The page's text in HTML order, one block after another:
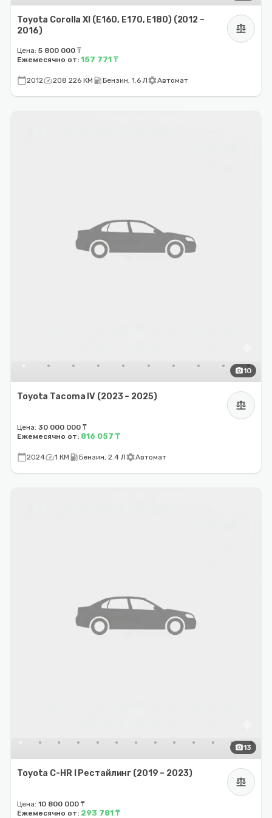
Toyota Corolla XI (E160, E170, E180) (2012 –
2016)
balance
Цена: 5 800 000 ₸
Ежемесячно от: 157 771 ₸
calendar_today2012speed208 226 КМ local_gas_stationБензин, 1.6 ЛsettingsАвтомат
photo_camera10
Toyota Tacoma IV (2023 – 2025)
balance
Цена: 30 000 000 ₸
Ежемесячно от: 816 057 ₸
calendar_today2024speed1 КМ local_gas_stationБензин, 2.4 ЛsettingsАвтомат
photo_camera13
Toyota C-HR I Рестайлинг (2019 – 2023)
balance
Цена: 10 800 000 ₸
Ежемесячно от: 293 781 ₸